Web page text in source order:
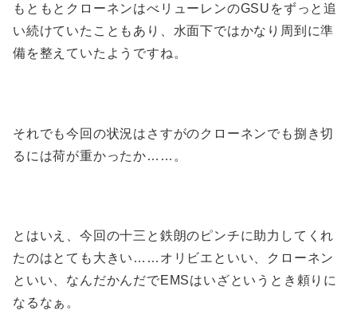
もともとクローネンはべリューレンのGSUをずっと追
い続けていたこともあり、水面下ではかなり周到に準
備を整えていたようですね。
それでも今回の状況はさすがのクローネンでも捌き切
るには荷が重かったか……。
とはいえ、今回の十三と鉄朗のピンチに助力してくれ
たのはとても大きい……オリビエといい、クローネン
といい、なんだかんだでEMSはいざというとき頼りに
なるなぁ。